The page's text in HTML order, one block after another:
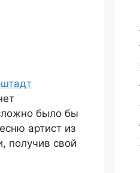
было бы
артист из
получив свой